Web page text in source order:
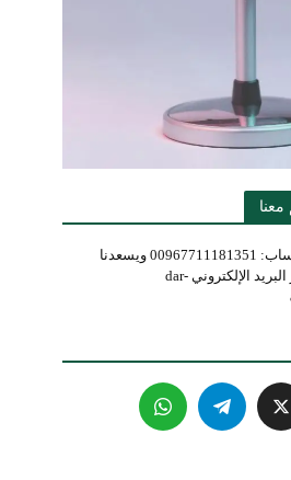
وللتواصل معنا عبر الواتساب: 00967711181351 ويسعدنا
التواصل معكم دائماً عبر البريد الإلكتروني dar-